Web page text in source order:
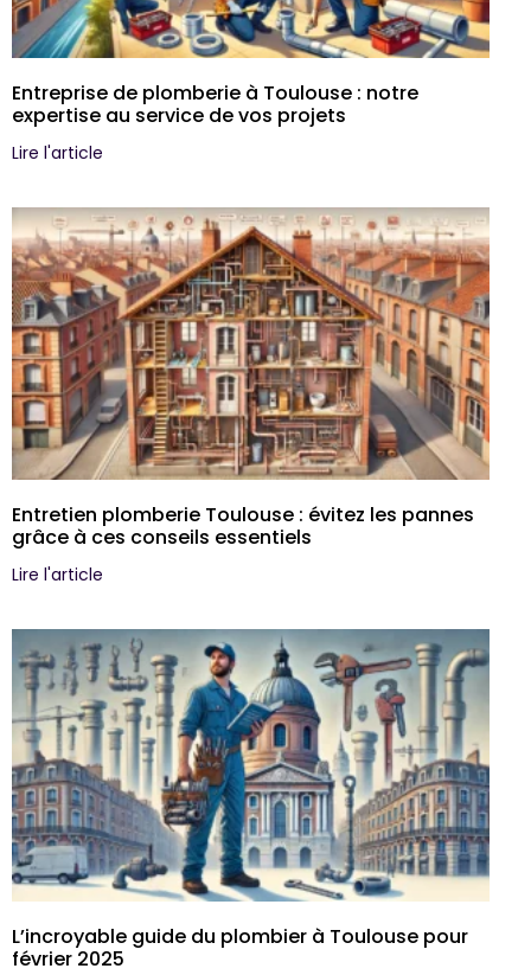
Entreprise de plomberie à Toulouse : notre
expertise au service de vos projets
Lire l'article
Entretien plomberie Toulouse : évitez les pannes
grâce à ces conseils essentiels
Lire l'article
L’incroyable guide du plombier à Toulouse pour
février 2025